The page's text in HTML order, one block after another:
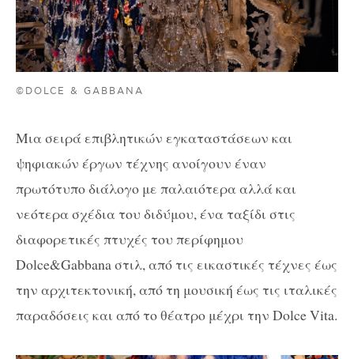
©DOLCE & GABBANA
Μια σειρά επιβλητικών εγκαταστάσεων και
ψηφιακών έργων τέχνης ανοίγουν έναν
πρωτότυπο διάλογο με παλαιότερα αλλά και
νεότερα σχέδια του διδύμου, ένα ταξίδι στις
διαφορετικές πτυχές του περίφημου
Dolce&Gabbana στιλ, από τις εικαστικές τέχνες έως
την αρχιτεκτονική, από τη μουσική έως τις ιταλικές
παραδόσεις και από το θέατρο μέχρι την Dolce Vita.